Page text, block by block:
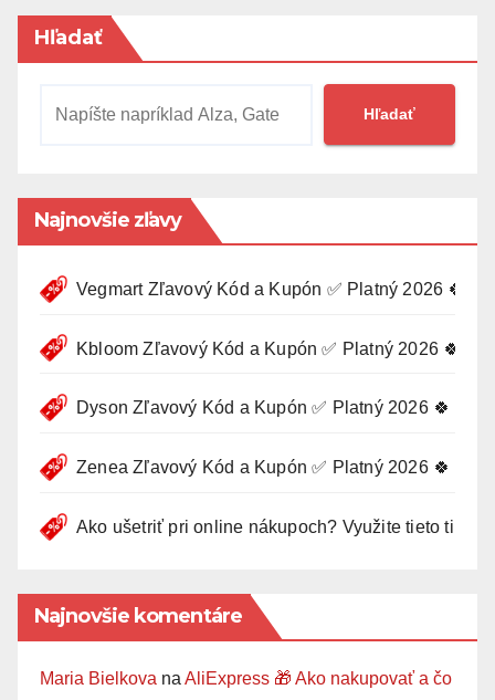
Hľadať
Hľadať
Najnovšie zľavy
Vegmart Zľavový Kód a Kupón ✅ Platný 2026 🍀
Kbloom Zľavový Kód a Kupón ✅ Platný 2026 🍀
Dyson Zľavový Kód a Kupón ✅ Platný 2026 🍀
Zenea Zľavový Kód a Kupón ✅ Platný 2026 🍀
Ako ušetriť pri online nákupoch? Využite tieto tipy 🛍️
Najnovšie komentáre
Maria Bielkova na AliExpress 🎁 Ako nakupovať a čo